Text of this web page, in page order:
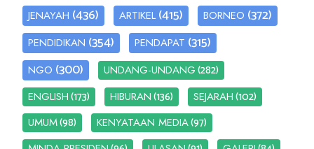
JENAYAH (436) ARTIKEL (415) BORNEO (372)
PENDIDIKAN (354) PENDAPAT (315)
NGO (300) UNDANG-UNDANG(282)
ENGLISH(173) HIBURAN(136) SEJARAH(102)
UMUM(98) KENYATAAN MEDIA(97)